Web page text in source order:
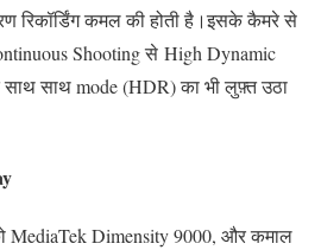
रिकॉर्डिंग कमल की होती है।इसके कैमरे से
Shooting से High Dynamic
साथ साथ mode (HDR) का भी लुफ़्त उठा
Dimensity 9000, और कमाल